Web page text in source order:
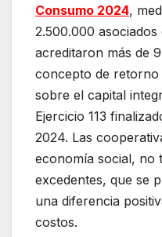
Consumo 2024,
2.500.000 asociados
acreditaron más de
concepto de
sobre el capital
Ejercicio 113
2024. Las
economía social, no
excedentes, que se
una diferencia
costos.